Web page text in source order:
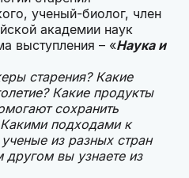
ученый-биолог, член
академии наук
выступления – «Наука и
старения? Какие
Какие продукты
сохранить
подходами к
из разных стран
вы узнаете из